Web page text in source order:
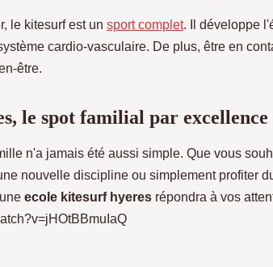
le kitesurf est un sport complet. Il développe
cardio-vasculaire. De plus, être en
être.
le spot familial par excellence
n'a jamais été aussi simple. Que vous
nouvelle discipline ou simplement profiter
ecole kitesurf hyeres répondra à vos